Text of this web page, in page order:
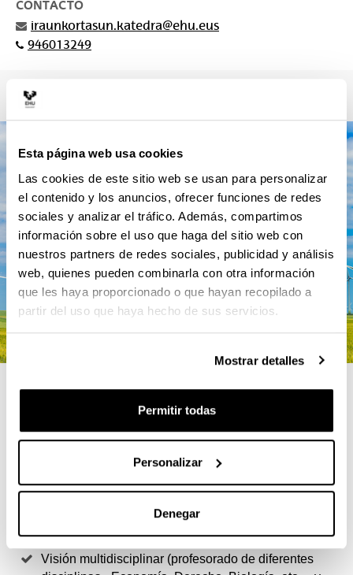
Esta página web usa cookies
Las cookies de este sitio web se usan para personalizar
el contenido y los anuncios, ofrecer funciones de redes
sociales y analizar el tráfico. Además, compartimos
información sobre el uso que haga del sitio web con
nuestros partners de redes sociales, publicidad y análisis
web, quienes pueden combinarla con otra información
que les haya proporcionado o que hayan recopilado a
partir del uso que haya hecho de sus servicios.
Mostrar detalles
Permitir todas
Personalizar
Denegar
CONTACTO
iraunkortasun.katedra@ehu.eus
946013249
4 RAZONES PARA ELEGIR ESTE
Te ofrecemos no sólo una formación de
actitudes y valores para conseguir una solución a los
problemas de sostenibilidad existentes en nuestra
Visión multidisciplinar (profesorado de diferentes